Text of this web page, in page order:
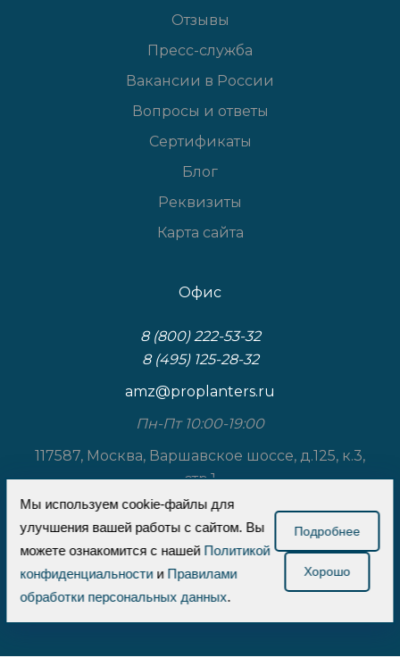
Отзывы
Пресс-служба
Вакансии в России
Вопросы и ответы
Сертификаты
Блог
Реквизиты
Карта сайта
Офис
8 (800) 222-53-32
8 (495) 125-28-32
amz@proplanters.ru
Пн-Пт 10:00-19:00
117587, Москва, Варшавское шоссе, д.125, к.3,
стр.1
ООО «Проплантерс»
ИНН 7726737710
ОГРН 5137746246424
Мы используем cookie-файлы для
улучшения вашей работы с сайтом. Вы
можете ознакомится с нашей Политикой
конфиденциальностии Правилами
обработки персональных данных.
Подробнее
Хорошо